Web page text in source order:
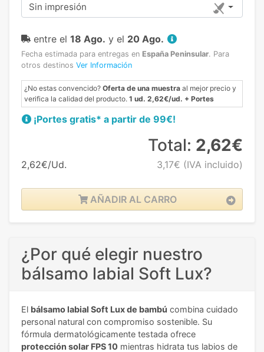
Sin impresión
entre el 18 Ago. y el 20 Ago.
Fecha estimada para entregas en España Peninsular. Para
otros destinos Ver Información
¿No estas convencido? Oferta de una muestra al mejor precio y
verifica la calidad del producto. 1 ud. 2,62€/ud. + Portes
¡Portes gratis* a partir de 99€!
2,62€/Ud.
Total: 2,62€
3,17€ (IVA incluido)
AÑADIR AL CARRO
¿Por qué elegir nuestro
bálsamo labial Soft Lux?
El bálsamo labial Soft Lux de bambú combina cuidado
personal natural con compromiso sostenible. Su
fórmula dermatológicamente testada ofrece
protección solar FPS 10 mientras hidrata tus labios de